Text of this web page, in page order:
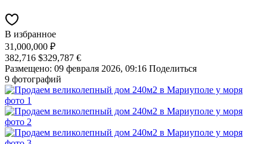
В избранное
31,000,000 ₽
382,716 $329,787 €
Размещено: 09 февраля 2026, 09:16 Поделиться
9 фотографий